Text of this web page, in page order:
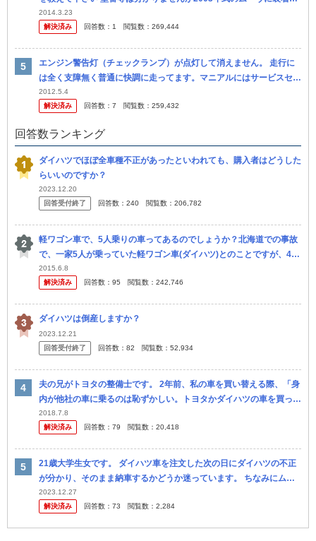
れていたよくあるやつです 1～6までの番号が横に並んでます
2014.3.23
解決済み
回答数： 1 閲覧数： 269,444
エンジン警告灯（チェックランプ）が点灯して消えません。 走行に
は全く支障無く普通に快調に走ってます。マニアルにはサービスセン
ターに行ってくださいとしか書いてないのですが、 どんな故障が考
えられま...
2012.5.4
解決済み
回答数： 7 閲覧数： 259,432
回答数ランキング
ダイハツでほぼ全車種不正があったといわれても、購入者はどうした
らいいのですか？
2023.12.20
回答受付終了
回答数： 240 閲覧数： 206,782
軽ワゴン車で、5人乗りの車ってあるのでしょうか？北海道での事故
で、一家5人が乗っていた軽ワゴン車(ダイハツ)とのことですが、4人
亡くなられて1人重体、 気の毒なもらい事故のようですが、定員オー
バ...
2015.6.8
解決済み
回答数： 95 閲覧数： 242,746
ダイハツは倒産しますか？
2023.12.21
回答受付終了
回答数： 82 閲覧数： 52,934
夫の兄がトヨタの整備士です。 2年前、私の車を買い替える際、「身
内が他社の車に乗るのは恥ずかしい。トヨタかダイハツの車を買って
くれ」と言われました。「そういうものなのかな？」と思い、ダイハ
ツの車...
2018.7.8
解決済み
回答数： 79 閲覧数： 20,418
21歳大学生女です。 ダイハツ車を注文した次の日にダイハツの不正
が分かり、そのまま納車するかどうか迷っています。 ちなみにムー
ブキャンバスです。試乗した時に見た目も内装も全て気に入ってて納
車を楽...
2023.12.27
解決済み
回答数： 73 閲覧数： 2,284